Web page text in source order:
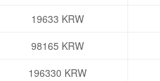
19633 KRW
98165 KRW
196330 KRW